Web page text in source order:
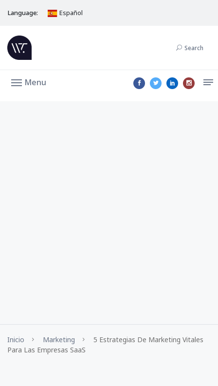
Language: Español
Search
Menu
Inicio Marketing
5 Estrategias De Marketing Vitales
Para Las Empresas SaaS